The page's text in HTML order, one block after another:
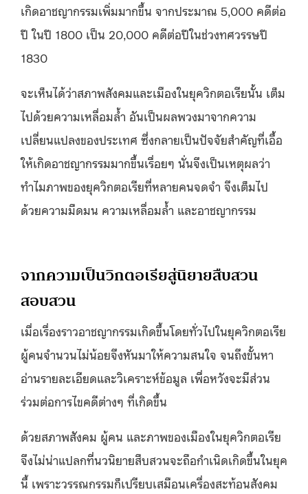
เกิดอาชญากรรมเพิ่มมากขึ้น จากประมาณ 5,000 คดีต่อ
ปี ในปี 1800 เป็น 20,000 คดีต่อปีในช่วงทศวรรษปี
1830
จะเห็นได้ว่าสภาพสังคมและเมืองในยุควิกตอเรียนั้น เต็ม
ไปด้วยความเหลื่อมล้ำ อันเป็นผลพวงมาจากความ
เปลี่ยนแปลงของประเทศ ซึ่งกลายเป็นปัจจัยสำคัญที่เอื้อ
ให้เกิดอาชญากรรมมากขึ้นเรื่อยๆ นั่นจึงเป็นเหตุผลว่า
ทำไมภาพของยุควิกตอเรียที่หลายคนจดจำ จึงเต็มไป
ด้วยความมืดมน ความเหลื่อมล้ำ และอาชญากรรม
จากความเป็นวิกตอเรียสู่นิยายสืบสวน
สอบสวน
เมื่อเรื่องราวอาชญากรรมเกิดขึ้นโดยทั่วไปในยุควิกตอเรีย
ผู้คนจำนวนไม่น้อยจึงหันมาให้ความสนใจ จนถึงขั้นหา
อ่านรายละเอียดและวิเคราะห์ข้อมูล เพื่อหวังจะมีส่วน
ร่วมต่อการไขคดีต่างๆ ที่เกิดขึ้น
ด้วยสภาพสังคม ผู้คน และภาพของเมืองในยุควิกตอเรีย
จึงไม่น่าแปลกที่นวนิยายสืบสวนจะถือกำเนิดเกิดขึ้นในยุค
นี้ เพราะวรรณกรรมก็เปรียบเสมือนเครื่องสะท้อนสังคม